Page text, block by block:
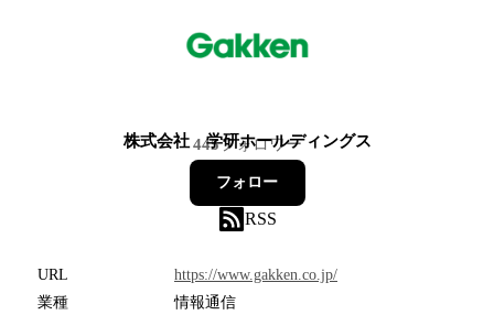
株式会社 学研ホールディングス
445フォロワー
フォロー
RSS
URL
https://www.gakken.co.jp/
業種
情報通信